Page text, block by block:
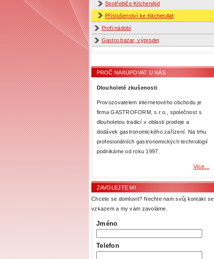
Spotřebiče KitchenAid
Příslušenství ke KitchenAid
Profi nádobí
Gastro bazar, výprodej
PROČ NAKUPOVAT U NÁS
Dlouholeté zkušenosti
Provozovatelem internetového obchodu je
firma GASTROFORM, s.r.o., společnost s
dlouholetou tradicí v oblasti prodeje a
dodávek gastronomického zařízení. Na trhu
profesionálních gastronomických technologií
podnikáme od roku 1997.
Více...
ZAVOLEJTE MI
Chcete se domluvit? Nechte nam svůj kontakt se
vzkazem a my vám zavoláme.
Jméno
Telefon